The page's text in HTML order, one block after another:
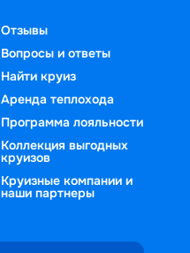
Отзывы
Вопросы и ответы
Найти круиз
Аренда теплохода
Программа лояльности
Коллекция выгодных
круизов
Круизные компании и
наши партнеры